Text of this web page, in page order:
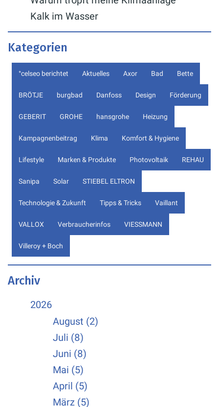
Kalk im Wasser
Kategorien
°celseo berichtet Aktuelles Axor Bad Bette
BRÖTJE burgbad Danfoss Design Förderung
GEBERIT GROHE hansgrohe Heizung
Kampagnenbeitrag Klima Komfort & Hygiene
Lifestyle Marken & Produkte Photovoltaik REHAU
Sanipa Solar STIEBEL ELTRON
Technologie & Zukunft Tipps & Tricks Vaillant
VALLOX Verbraucherinfos VIESSMANN
Villeroy + Boch
Archiv
2026
August (2)
Juli (8)
Juni (8)
Mai (5)
April (5)
März (5)